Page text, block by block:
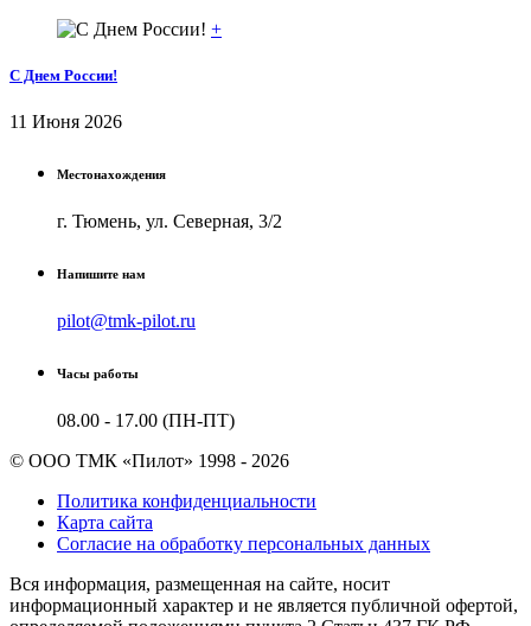
+
С Днем России!
11 Июня 2026
Местонахождения
г. Тюмень, ул. Северная, 3/2
Напишите нам
pilot@tmk-pilot.ru
Часы работы
08.00 - 17.00 (ПН-ПТ)
© ООО ТМК «Пилот» 1998 - 2026
Политика конфиденциальности
Карта сайта
Согласие на обработку персональных данных
Вся информация, размещенная на сайте, носит
информационный характер и не является публичной офертой,